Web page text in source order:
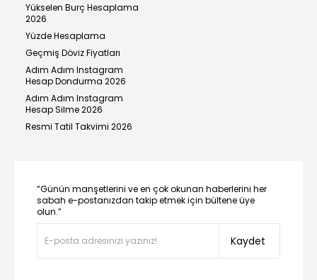
Yükselen Burç Hesaplama
2026
Yüzde Hesaplama
Geçmiş Döviz Fiyatları
Adım Adım Instagram
Hesap Dondurma 2026
Adım Adım Instagram
Hesap Silme 2026
Resmi Tatil Takvimi 2026
“Günün manşetlerini ve en çok okunan haberlerini her
sabah e-postanızdan takip etmek için bültene üye
olun.”
Kaydet